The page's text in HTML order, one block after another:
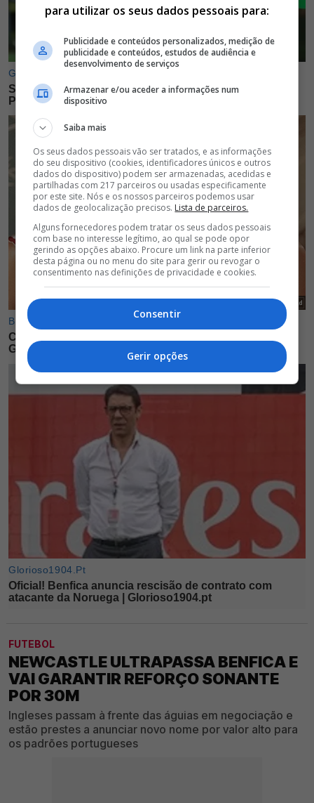
FUTEBOL
NEWCASTLE ULTRAPASSA BENFICA E
VAI GARANTIR REFORÇO SONANTE
POR 30M
Ingleses passam à frente das águias em negociação e
estão prestes a anunciar novo nome por valor alto para
os padrões portugueses
para utilizar os seus dados pessoais para:
Publicidade e conteúdos personalizados, medição de
publicidade e conteúdos, estudos de audiência e
desenvolvimento de serviços
Armazenar e/ou aceder a informações num
dispositivo
Saiba mais
Os seus dados pessoais vão ser tratados, e as informações
do seu dispositivo (cookies, identificadores únicos e outros
dados do dispositivo) podem ser armazenadas, acedidas e
partilhadas com 217 parceiros ou usadas especificamente
por este site. Nós e os nossos parceiros podemos usar
dados de geolocalização precisos. Lista de parceiros.
Alguns fornecedores podem tratar os seus dados pessoais
com base no interesse legítimo, ao qual se pode opor
gerindo as opções abaixo. Procure um link na parte inferior
desta página ou no menu do site para gerir ou revogar o
consentimento nas definições de privacidade e cookies.
Consentir
Gerir opções